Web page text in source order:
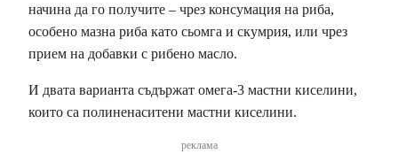
начина да го получите – чрез консумация на риба,
особено мазна риба като сьомга и скумрия, или чрез
прием на добавки с рибено масло.
И двата варианта съдържат омега-3 мастни киселини,
които са полиненаситени мастни киселини.
реклама